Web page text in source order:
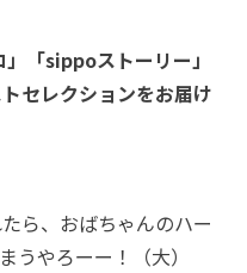
「sippoストーリー」
セレクションをお届け
ら、おばちゃんのハー
うやろーー！（大）